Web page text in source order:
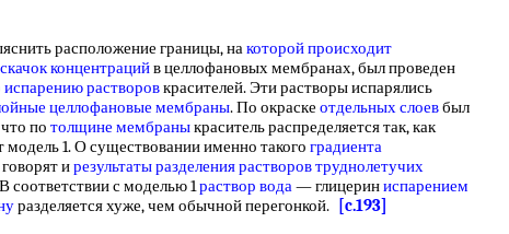
расположение границы, накоторой происходит
скачок концентрацийв целлофановых мембранах, был проведен
испарению растворовкрасителей. Эти растворы испарялись
целлофановые мембраны. По окраске отдельных слоевбыл
по толщине мембраныкраситель распределяется так, как
модель 1. О существовании именно такого градиента
говорят ирезультаты разделениярастворов труднолетучих
соответствии с моделью 1раствор вода— глицериниспарением
разделяется хуже, чем обычной перегонкой.
[c.193]